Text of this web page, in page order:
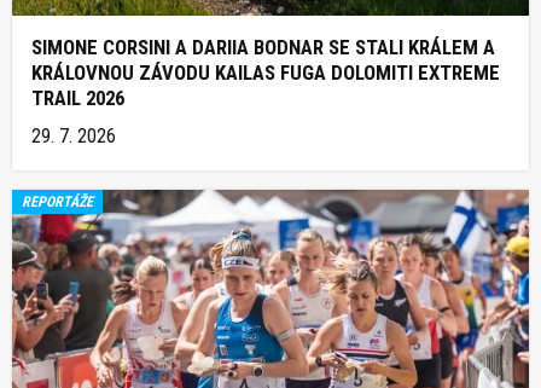
SIMONE CORSINI A DARIIA BODNAR SE STALI KRÁLEM A
KRÁLOVNOU ZÁVODU KAILAS FUGA DOLOMITI EXTREME
TRAIL 2026
29. 7. 2026
REPORTÁŽE